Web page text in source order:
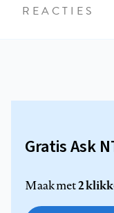
REACTIES
Gratis Ask
Maak met2